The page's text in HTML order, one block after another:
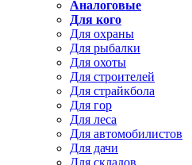
Аналоговые
Для кого
Для охраны
Для рыбалки
Для охоты
Для строителей
Для страйкбола
Для гор
Для леса
Для автомобилистов
Для дачи
Для складов